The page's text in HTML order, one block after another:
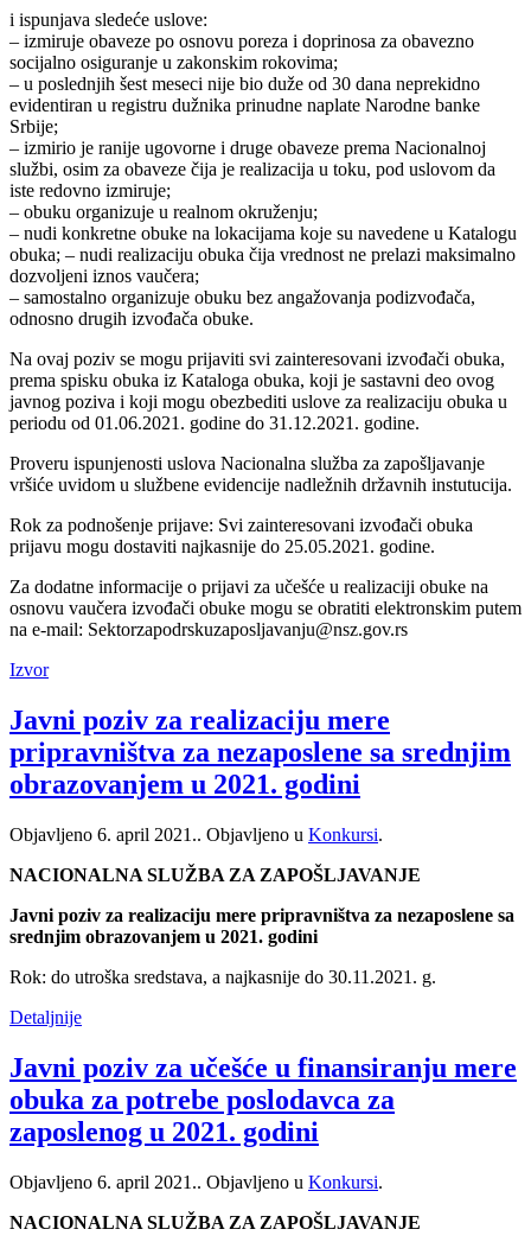
i ispunjava sledeće uslove:
– izmiruje obaveze po osnovu poreza i doprinosa za obavezno
socijalno osiguranje u zakonskim rokovima;
– u poslednjih šest meseci nije bio duže od 30 dana neprekidno
evidentiran u registru dužnika prinudne naplate Narodne banke
Srbije;
– izmirio je ranije ugovorne i druge obaveze prema Nacionalnoj
službi, osim za obaveze čija je realizacija u toku, pod uslovom da
iste redovno izmiruje;
– obuku organizuje u realnom okruženju;
– nudi konkretne obuke na lokacijama koje su navedene u Katalogu
obuka; – nudi realizaciju obuka čija vrednost ne prelazi maksimalno
dozvoljeni iznos vaučera;
– samostalno organizuje obuku bez angažovanja podizvođača,
odnosno drugih izvođača obuke.
Na ovaj poziv se mogu prijaviti svi zainteresovani izvođači obuka,
prema spisku obuka iz Kataloga obuka, koji je sastavni deo ovog
javnog poziva i koji mogu obezbediti uslove za realizaciju obuka u
periodu od 01.06.2021. godine do 31.12.2021. godine.
Proveru ispunjenosti uslova Nacionalna služba za zapošljavanje
vršiće uvidom u službene evidencije nadležnih državnih instutucija.
Rok za podnošenje prijave: Svi zainteresovani izvođači obuka
prijavu mogu dostaviti najkasnije do 25.05.2021. godine.
Za dodatne informacije o prijavi za učešće u realizaciji obuke na
osnovu vaučera izvođači obuke mogu se obratiti elektronskim putem
na e-mail: Sektorzapodrskuzaposljavanju@nsz.gov.rs
Izvor
Javni poziv za realizaciju mere
pripravništva za nezaposlene sa srednjim
obrazovanjem u 2021. godini
Objavljeno 6. april 2021.. Objavljeno u Konkursi.
NACIONALNA SLUŽBA ZA ZAPOŠLJAVANJE
Javni poziv za realizaciju mere pripravništva za nezaposlene sa
srednjim obrazovanjem u 2021. godini
Rok: do utroška sredstava, a najkasnije do 30.11.2021. g.
Detaljnije
Javni poziv za učešće u finansiranju mere
obuka za potrebe poslodavca za
zaposlenog u 2021. godini
Objavljeno 6. april 2021.. Objavljeno u Konkursi.
NACIONALNA SLUŽBA ZA ZAPOŠLJAVANJE